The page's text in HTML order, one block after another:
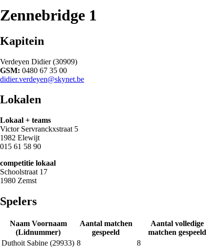
Zennebridge 1
Kapitein
Verdeyen Didier (30909)
GSM: 0480 67 35 00
didier.verdeyen@skynet.be
Lokalen
Lokaal + teams
Victor Servranckxstraat 5
1982 Elewijt
015 61 58 90
competitie lokaal
Schoolstraat 17
1980 Zemst
Spelers
Naam Voornaam
(Lidnummer)
Aantal matchen
gespeeld
Aantal volledige
matchen gespeeld
Duthoit Sabine (29933) 8
8